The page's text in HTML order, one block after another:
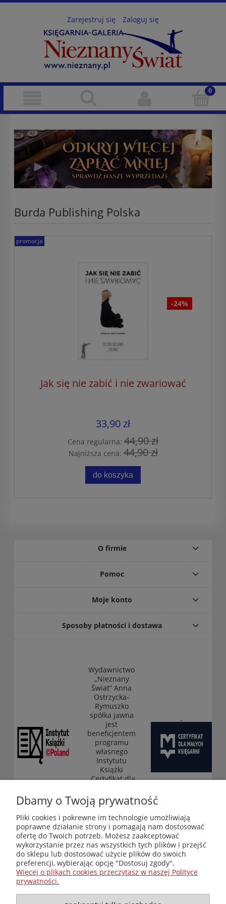
Zarejestruj się Zaloguj się
Burda Publishing Polska
-24%
Jak się nie zabić i nie zwariować
33,90 zł
Cena regularna: 44,90 zł
Najniższa cena:44,90 zł
do koszyka
promocja
O firmie
Pomoc
Moje konto
Sposoby płatności i dostawa
Wydawnictwo
„Nieznany
Świat” Anna
Ostrzycka-
Rymuszko
spółka jawna
jest
beneficjentem
programu
własnego
Instytutu
Książki
„Certyfikat dla
księgarni”
(edycja 2025-
2026)
Księgarnia-Galeria "Nieznany Świat" - internetowy sklep
ezoteryczny online
Zapraszamy również do odwiedzenia naszej księgarni
stacjonarnej przy ul. Kredytowej 2 w Warszawie
© Copyright 2014-2026 Wydawnictwo "Nieznany Świat"
Wszelkie prawa zastrzeżone
Dbamy o Twoją prywatność
Pliki cookies i pokrewne im technologie umożliwiają
poprawne działanie strony i pomagają nam dostosować
ofertę do Twoich potrzeb. Możesz zaakceptować
wykorzystanie przez nas wszystkich tych plików i przejść
do sklepu lub dostosować użycie plików do swoich
preferencji, wybierając opcję "Dostosuj zgody".
Więcej o plikach cookies przeczytasz w naszej Polityce
prywatności.